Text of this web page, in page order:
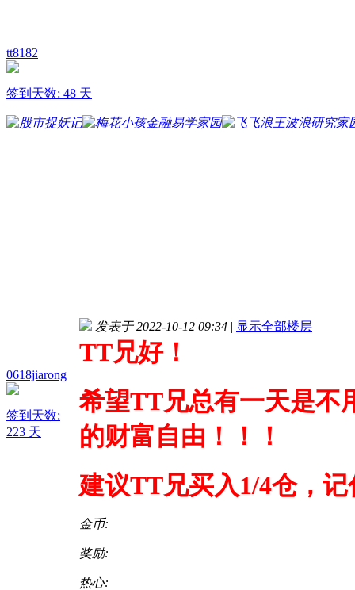
tt8182
签到天数: 48 天
0618jiarong
签到天数:
223 天
发表于 2022-10-12 09:34 | 显示全部楼层
TT兄好！
希望TT兄总有一天是不
的财富自由！！！
建议TT兄买入1/4仓，记
金币:
奖励:
热心: